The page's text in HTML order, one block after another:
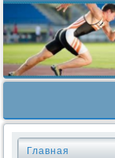
Главная